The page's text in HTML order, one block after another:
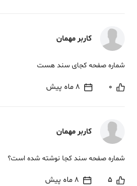
کاربر مهمان
شماره صفحه کجای سند هست
0 8 ماه پیش
کاربر مهمان
شماره صفحه سند کجا نوشته شده است؟
5 8 ماه پیش